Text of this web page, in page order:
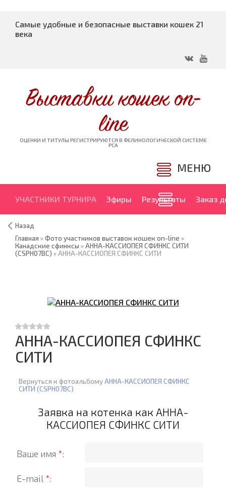
Самые удобные и безопасные выставки кошек 21
века
Выставки кошек on-
line
ОЦЕНКИ И ТИТУЛЫ РЕГИСТРИРУЮТСЯ В ФЕЛИНОЛОГИЧЕСКОЙ СИСТЕМЕ
PCA
МЕНЮ
УЧАСТНИКИ ТУРНИРА Эфиры Результаты Заказ
Назад
Главная »Фото участников выставок кошек on-line »
Канадские сфинксы »АННА-КАССИОПЕЯ СФИНКС СИТИ
(CSPH07BC) » АННА-КАССИОПЕЯ СФИНКС СИТИ
АННА-КАССИОПЕЯ СФИНКС
СИТИ
Вернуться к фотоальбомуАННА-КАССИОПЕЯ СФИНКС
СИТИ (CSPH07BC)
Заявка на котенка как АННА-
КАССИОПЕЯ СФИНКС СИТИ
Ваше имя *:
E-mail *: